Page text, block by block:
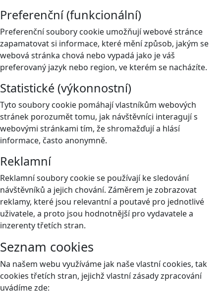
Preferenční (funkcionální)
Preferenční soubory cookie umožňují webové stránce
zapamatovat si informace, které mění způsob, jakým se
webová stránka chová nebo vypadá jako je váš
preferovaný jazyk nebo region, ve kterém se nacházíte.
Statistické (výkonnostní)
Tyto soubory cookie pomáhají vlastníkům webových
stránek porozumět tomu, jak návštěvníci interagují s
webovými stránkami tím, že shromažďují a hlásí
informace, často anonymně.
Reklamní
Reklamní soubory cookie se používají ke sledování
návštěvníků a jejich chování. Záměrem je zobrazovat
reklamy, které jsou relevantní a poutavé pro jednotlivé
uživatele, a proto jsou hodnotnější pro vydavatele a
inzerenty třetích stran.
Seznam cookies
Na našem webu využíváme jak naše vlastní cookies, tak
cookies třetích stran, jejichž vlastní zásady zpracování
uvádíme zde: